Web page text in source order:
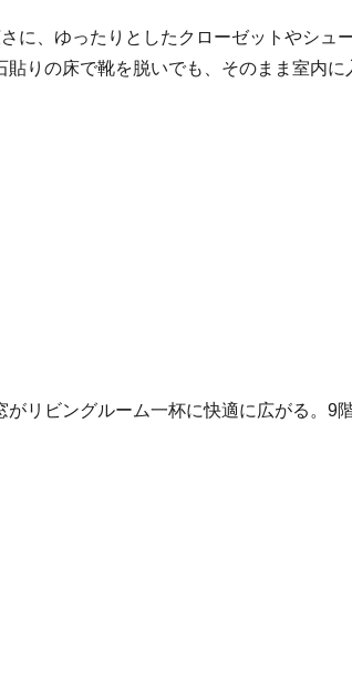
に、ゆったりとしたクローゼットやシュ
りの床で靴を脱いでも、そのまま室内に
リビングルーム一杯に快適に広がる。9